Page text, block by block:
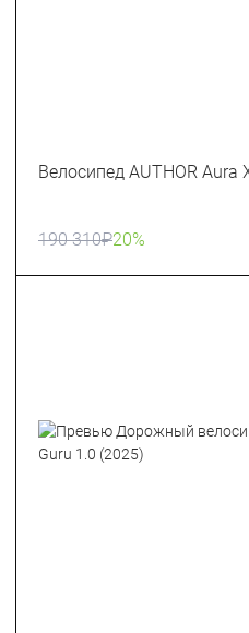
Велосипед AUTHOR Aura
190 310₽20%